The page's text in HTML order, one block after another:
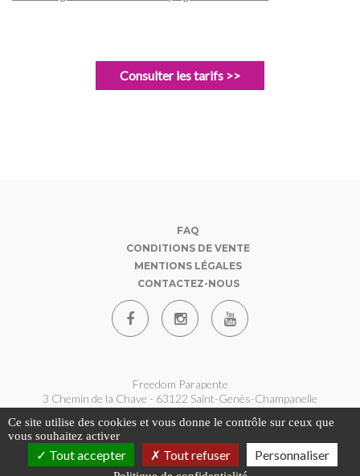
Consulter les tarifs >>
FAQ
CONDITIONS DE VENTE
MENTIONS LÉGALES
CONTACTEZ-NOUS
Freedom Parapente
3 Chemin de la Chave - 63122 Saint-Genès-Champanelle
contact@freedom-parapente.fr
Ce site utilise des cookies et vous donne le contrôle sur ceux que
vous souhaitez activer
Tout accepter Tout refuser Personnaliser